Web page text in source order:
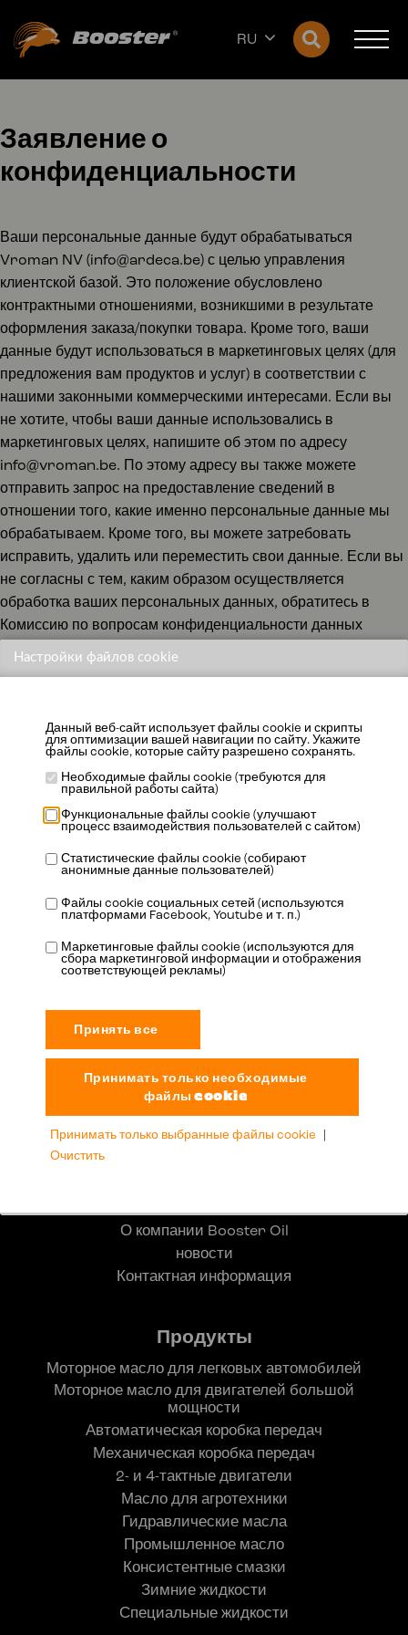
RU
Заявление о
конфиденциальности
Ваши персональные данные будут обрабатываться
Vroman NV (info@ardeca.be) с целью управления
клиентской базой. Это положение обусловлено
контрактными отношениями, возникшими в результате
оформления заказа/покупки товара. Кроме того, ваши
данные будут использоваться в маркетинговых целях (для
предложения вам продуктов и услуг) в соответствии с
нашими законными коммерческими интересами. Если вы
не хотите, чтобы ваши данные использовались в
маркетинговых целях, напишите об этом по адресу
info@vroman.be. По этому адресу вы также можете
отправить запрос на предоставление сведений в
отношении того, какие именно персональные данные мы
обрабатываем. Кроме того, вы можете затребовать
исправить, удалить или переместить свои данные. Если вы
не согласны с тем, каким образом осуществляется
обработка ваших персональных данных, обратитесь в
Комиссию по вопросам конфиденциальности данных
Бельгии (35 Rue de La Presse in 1000 Brussels).
Адрес
8570 Vichte
België
Информация
info@booster-oil.com
+32 56 72 62 29
О компании Booster Oil
новости
Контактная информация
Продукты
Моторное масло для легковых автомобилей
Моторное масло для двигателей большой
мощности
Автоматическая коробка передач
Механическая коробка передач
2- и 4-тактные двигатели
Масло для агротехники
Гидравлические масла
Промышленное масло
Консистентные смазки
Зимние жидкости
Специальные жидкости
Настройки файлов cookie
Данный веб-сайт использует файлы cookie и скрипты
для оптимизации вашей навигации по сайту. Укажите
файлы cookie, которые сайту разрешено сохранять.
Необходимые файлы cookie (требуются для
правильной работы сайта)
Функциональные файлы cookie (улучшают
процесс взаимодействия пользователей с сайтом)
Статистические файлы cookie (собирают
анонимные данные пользователей)
Файлы cookie социальных сетей (используются
платформами Facebook, Youtube и т. п.)
Маркетинговые файлы cookie (используются для
сбора маркетинговой информации и отображения
соответствующей рекламы)
Принимать только выбранные файлы cookie
Очистить